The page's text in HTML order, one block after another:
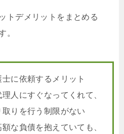
トデメリットをまとめる
。
士に依頼するメリット
理人にすぐなってくれて、
取りを行う制限がない
額な負債を抱えていても、